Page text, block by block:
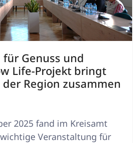
Genuss und
Life-Projekt bringt
Region zusammen
2025 fand im Kreisamt
Veranstaltung für